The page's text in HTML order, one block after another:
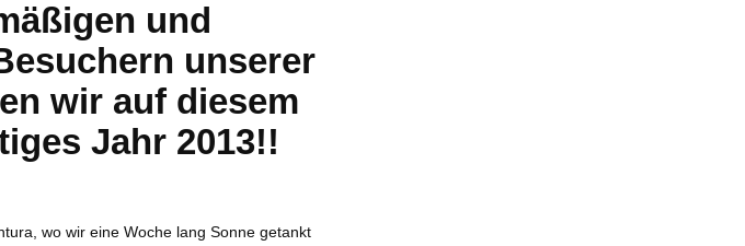
und
unserer
wir auf diesem
Jahr 2013!!
wo wir eine Woche lang Sonne getankt